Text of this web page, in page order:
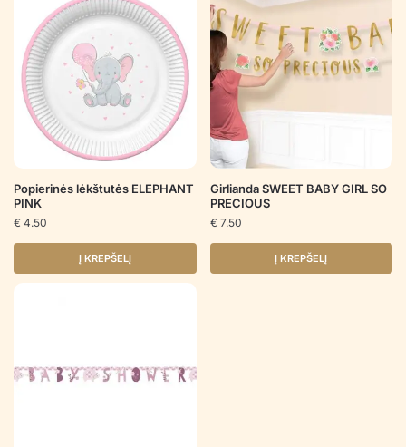
Popierinės lėkštutės ELEPHANT
PINK
€ 4.50
Į KREPŠELĮ
Girlianda SWEET BABY GIRL SO
PRECIOUS
€ 7.50
Į KREPŠELĮ